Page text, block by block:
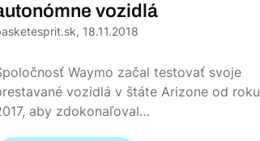
vozidlá
18.11.2018
Waymo začal testovať svoje
vozidlá v štáte Arizone od roku
aby zdokonaľoval…